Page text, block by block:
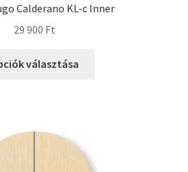
Calderano KL-c Inner
29 900 Ft
választása